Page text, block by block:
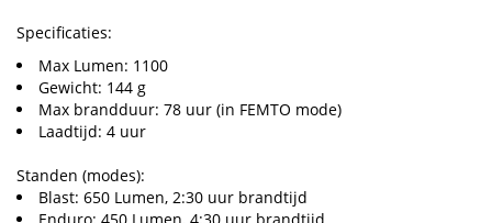
Specificaties:
Max Lumen: 1100
Gewicht: 144 g
Max brandduur: 78 uur (in FEMTO mode)
Laadtijd: 4 uur
Standen (modes):
Blast: 650 Lumen, 2:30 uur brandtijd